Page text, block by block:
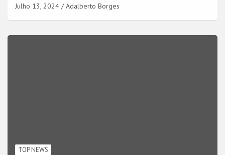
Julho 13, 2024 Adalberto Borges
TOP NEWS